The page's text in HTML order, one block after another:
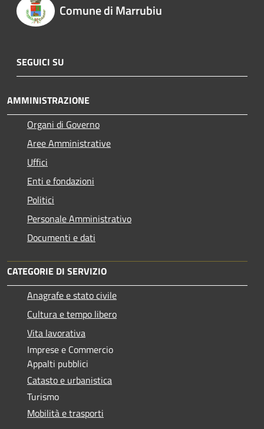
Comune di Marrubiu
SEGUICI SU
AMMINISTRAZIONE
Organi di Governo
Aree Amministrative
Uffici
Enti e fondazioni
Politici
Personale Amministrativo
Documenti e dati
CATEGORIE DI SERVIZIO
Anagrafe e stato civile
Cultura e tempo libero
Vita lavorativa
Imprese e Commercio
Appalti pubblici
Catasto e urbanistica
Turismo
Mobilità e trasporti